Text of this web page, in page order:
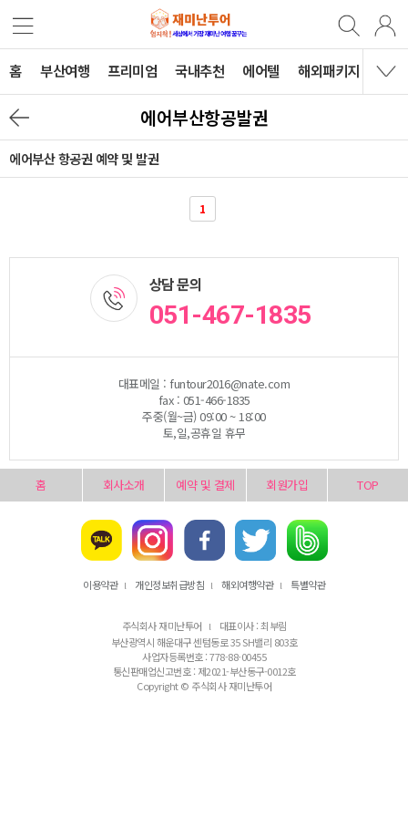
홈 부산여행 프리미엄 국내추천 에어텔 해외패키지 B2B
에어부산항공발권
에어부산 항공권 예약 및 발권
1
상담 문의
051-467-1835
대표메일 : funtour2016@nate.com
fax : 051-466-1835
주중(월~금) 09:00 ~ 18:00
토,일,공휴일 휴무
홈 회사소개 예약 및 결제 회원가입 TOP
이용약관 l 개인정보취급방침 l 해외여행약관 l 특별약관
주식회사 재미난투어 l
대표이사 : 최부림
부산광역시 해운대구 센텀동로 35 SH밸리 803호
사업자등록번호 : 778-88-00455
통신판매업신고번호 : 제2021-부산동구-0012호
Copyright © 주식회사 재미난투어